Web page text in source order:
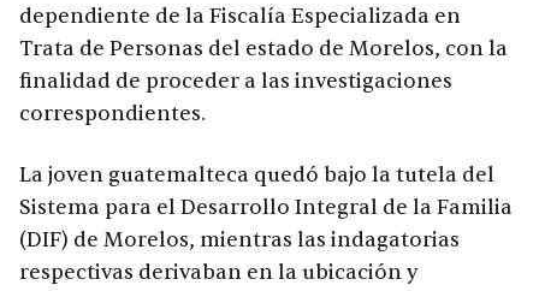
dependiente de la Fiscalía Especializada en
Trata de Personas del estado de Morelos, con la
finalidad de proceder a las investigaciones
correspondientes.
La joven guatemalteca quedó bajo la tutela del
Sistema para el Desarrollo Integral de la Familia
(DIF) de Morelos, mientras las indagatorias
respectivas derivaban en la ubicación y